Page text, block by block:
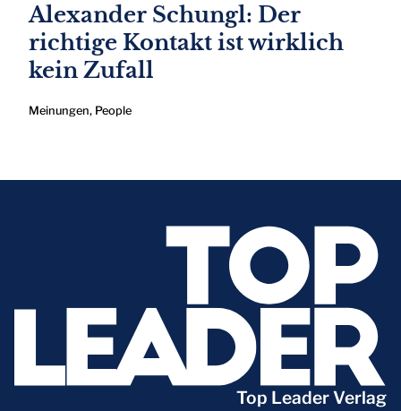
Alexander Schungl: Der
richtige Kontakt ist wirklich
kein Zufall
Meinungen, People
Top Leader Verlag